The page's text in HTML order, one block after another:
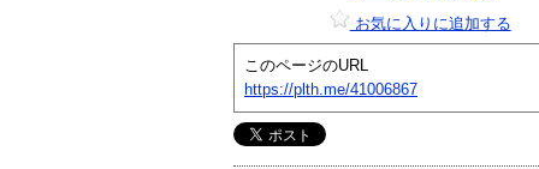
お気に入りに追加する
このページのURL
https://plth.me/41006867